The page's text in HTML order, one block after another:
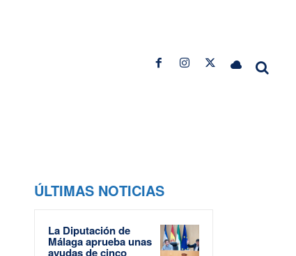
ÚLTIMAS NOTICIAS
La Diputación de
Málaga aprueba unas
ayudas de cinco